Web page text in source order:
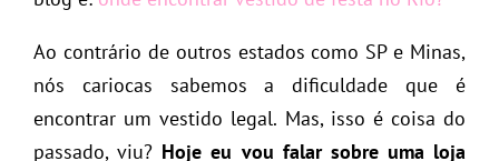
Ao contrário de outros estados como SP e Minas,
nós cariocas sabemos a dificuldade que é
encontrar um vestido legal. Mas, isso é coisa do
passado, viu? Hoje eu vou falar sobre uma loja